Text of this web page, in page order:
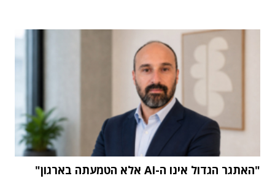
"האתגר הגדול אינו ה-AI אלא הטמעתה בארגון"